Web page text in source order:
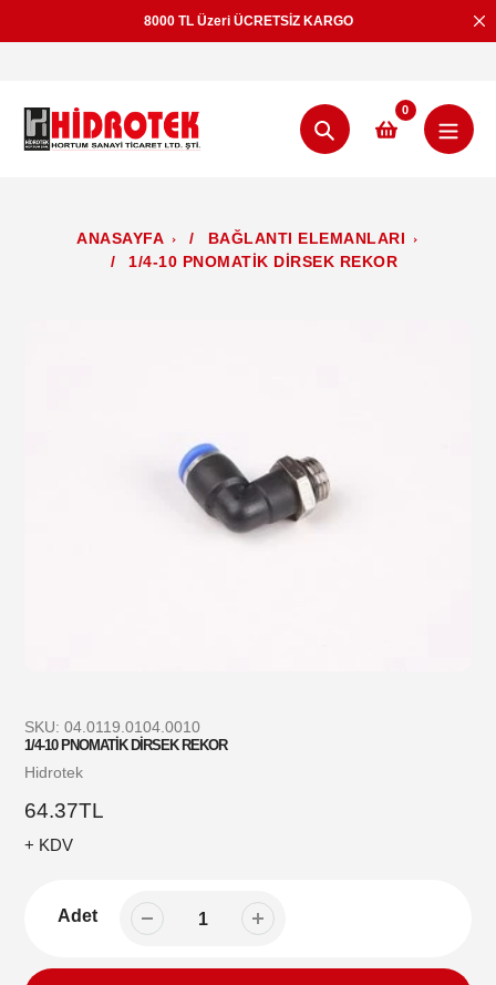
geç
8000 TL Üzeri ÜCRETSİZ KARGO
Aramak
0
ANASAYFA /
BAĞLANTI ELEMANLARI
/
1/4-10 PNOMATİK DİRSEK REKOR
SKU: 04.0119.0104.0010
1/4-10 PNOMATİK DİRSEK REKOR
Satıcı
Hidrotek
Normal
fiyat
64.37TL
+ KDV
Adet